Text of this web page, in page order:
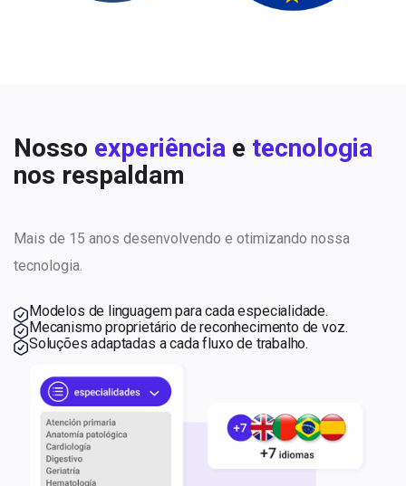
Nosso experiência e tecnologia
nos respaldam
Mais de 15 anos desenvolvendo e otimizando nossa
tecnologia.
Modelos de linguagem para cada especialidade.
Mecanismo proprietário de reconhecimento de voz.
Soluções adaptadas a cada fluxo de trabalho.